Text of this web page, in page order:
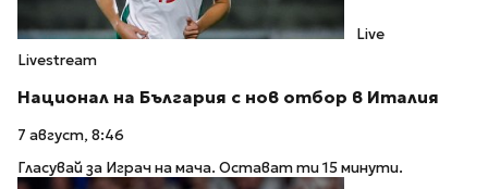
Live
Livestream
Национал на България с нов отбор в Италия
7 август, 8:46
Гласувай за Играч на мача. Остават ти 15 минути.